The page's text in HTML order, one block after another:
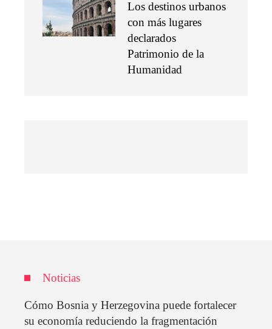
Los destinos urbanos
con más lugares
declarados
Patrimonio de la
Humanidad
Noticias
Cómo Bosnia y Herzegovina puede fortalecer
su economía reduciendo la fragmentación